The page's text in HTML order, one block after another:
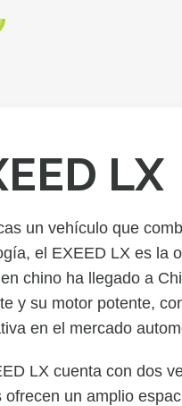
LX
un vehículo que
el EXEED LX es la
chino ha llegado a
y su motor potente,
en el mercado
LX cuenta con dos
ofrecen un amplio